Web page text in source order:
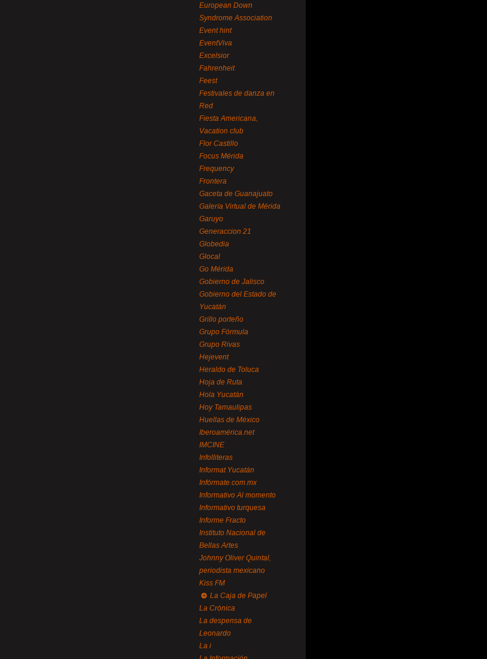
European Down
Syndrome Association
Event hint
EventViva
Excelsior
Fahrenheit
Feest
Festivales de danza en
Red
Fiesta Americana,
Vacation club
Flor Castillo
Focus Mérida
Frequency
Frontera
Gaceta de Guanajuato
Galería Virtual de Mérida
Garuyo
Generaccion 21
Globedia
Glocal
Go Mérida
Gobierno de Jalisco
Gobierno del Estado de
Yucatán
Grillo porteño
Grupo Fórmula
Grupo Rivas
Hejevent
Heraldo de Toluca
Hoja de Ruta
Hola Yucatán
Hoy Tamaulipas
Huellas de México
Iberoamérica.net
IMCINE
Infolliteras
Informat Yucatán
Infórmate.com.mx
Informativo Al momento
Informativo turquesa
Informe Fracto
Instituto Nacional de
Bellas Artes
Johnny Oliver Quintal,
periodista mexicano
Kiss FM
La Caja de Papel
La Crónica
La despensa de
Leonardo
La i